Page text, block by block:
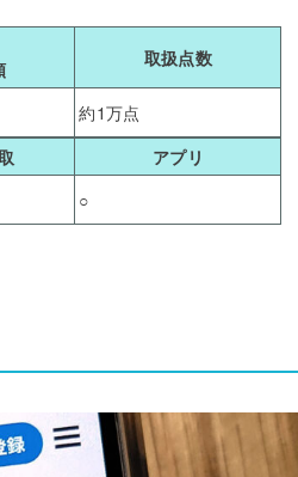
取扱点数
約1万点
アプリ
○